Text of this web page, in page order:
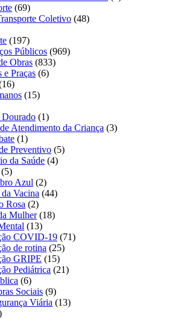
(69)
Coletivo (48)
(197)
Públicos (969)
Obras (833)
e Praças (6)
(15)
(1)
Atendimento da Criança (3)
(1)
Preventivo (5)
da Saúde (4)
(5)
Azul (2)
Vacina (44)
Rosa (2)
Mulher(18)
(13)
COVID-19 (71)
de rotina (25)
GRIPE (15)
Pediátrica (21)
(6)
Sociais (9)
Viária (13)